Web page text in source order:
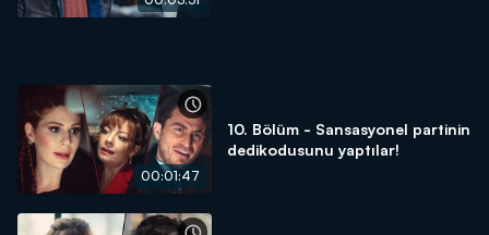
00:01:47
10. Bölüm - Sansasyonel partinin
dedikodusunu yaptılar!